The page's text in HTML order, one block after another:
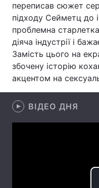
Тема оформлення
переписав сюжет
підходу Сейметц до
проблемна
діяча індустрії і
Замість цього на
збочену історію
акцентом на
ВІДЕО ДНЯ